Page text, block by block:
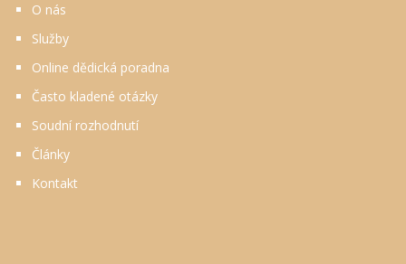
O nás
Služby
Online dědická poradna
Často kladené otázky
Soudní rozhodnutí
Články
Kontakt